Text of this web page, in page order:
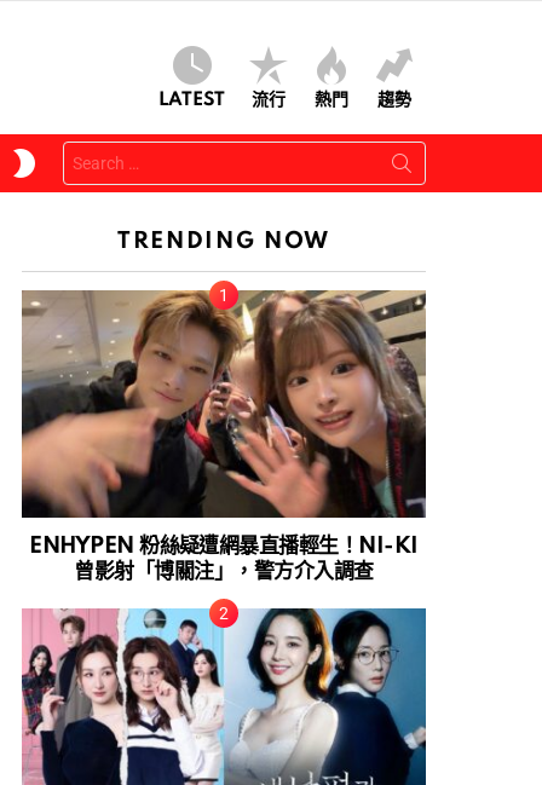
LATEST 流行 熱門 趨勢
SKIN
Search
for:
TRENDING NOW
ENHYPEN 粉絲疑遭網暴直播輕生！NI-KI
曾影射「博關注」，警方介入調查